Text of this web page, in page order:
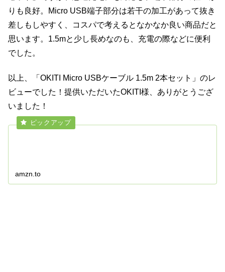
りも良好。Micro USB端子部分は若干の加工があって抜き
差しもしやすく、コスパで考えるとなかなか良い商品だと
思います。1.5mと少し長めなのも、充電の際などに便利
でした。
以上、「OKITI Micro USBケーブル 1.5m 2本セット」のレ
ビューでした！提供いただいたOKITI様、ありがとうござ
いました！
amzn.to